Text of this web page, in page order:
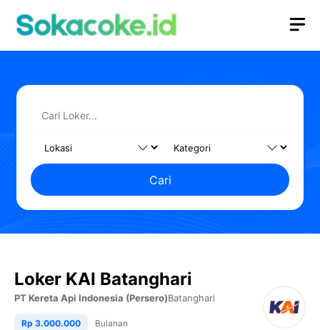
Cari
Loker KAI Batanghari
PT Kereta Api Indonesia (Persero)Batanghari
Rp 3.000.000 Bulanan